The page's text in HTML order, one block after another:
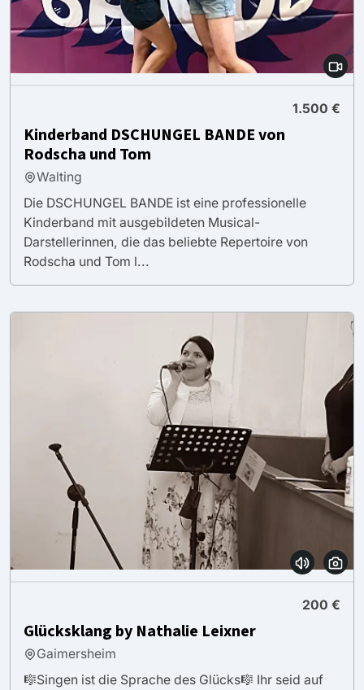
1.500 €
Kinderband DSCHUNGEL BANDE von
Rodscha und Tom
Walting
Die DSCHUNGEL BANDE ist eine professionelle
Kinderband mit ausgebildeten Musical-
Darstellerinnen, die das beliebte Repertoire von
Rodscha und Tom l...
200 €
Glücksklang by Nathalie Leixner
Gaimersheim
🎼Singen ist die Sprache des Glücks🎼 Ihr seid auf